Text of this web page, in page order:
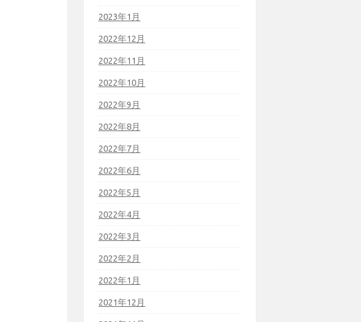
2023年1月
2022年12月
2022年11月
2022年10月
2022年9月
2022年8月
2022年7月
2022年6月
2022年5月
2022年4月
2022年3月
2022年2月
2022年1月
2021年12月